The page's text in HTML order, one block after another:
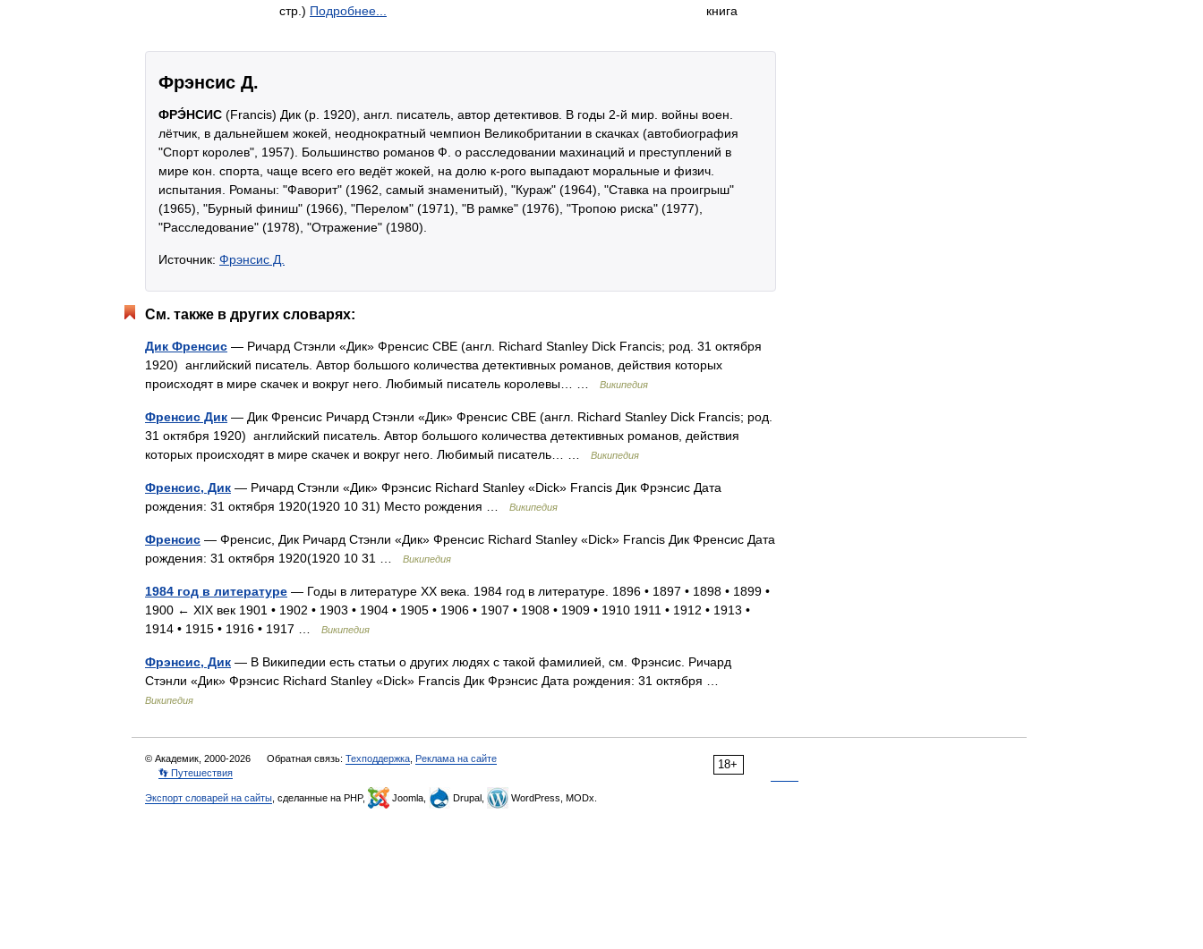
стр.) Подробнее...
книга
Фрэнсис Д.
ФРЭ́НСИС (Francis) Дик (р. 1920), англ. писатель, автор детективов. В годы 2-й мир. войны воен.
лётчик, в дальнейшем жокей, неоднократный чемпион Великобритании в скачках (автобиография
"Спорт королев", 1957). Большинство романов Ф. о расследовании махинаций и преступлений в
мире кон. спорта, чаще всего его ведёт жокей, на долю к-рого выпадают моральные и физич.
испытания. Романы: "Фаворит" (1962, самый знаменитый), "Кураж" (1964), "Ставка на проигрыш"
(1965), "Бурный финиш" (1966), "Перелом" (1971), "В рамке" (1976), "Тропою риска" (1977),
"Расследование" (1978), "Отражение" (1980).
Источник: Фрэнсис Д.
См. также в других словарях:
Дик Френсис — Ричард Стэнли «Дик» Френсис CBE (англ. Richard Stanley Dick Francis; род. 31 октября
1920) английский писатель. Автор большого количества детективных романов, действия которых
происходят в мире скачек и вокруг него. Любимый писатель королевы… …
Википедия
Френсис Дик — Дик Френсис Ричард Стэнли «Дик» Френсис CBE (англ. Richard Stanley Dick Francis; род.
31 октября 1920) английский писатель. Автор большого количества детективных романов, действия
которых происходят в мире скачек и вокруг него. Любимый писатель… …
Википедия
Френсис, Дик — Ричард Стэнли «Дик» Фрэнсис Richard Stanley «Dick» Francis Дик Фрэнсис Дата
рождения: 31 октября 1920(1920 10 31) Место рождения …
Википедия
Френсис — Френсис, Дик Ричард Стэнли «Дик» Френсис Richard Stanley «Dick» Francis Дик Френсис Дата
рождения: 31 октября 1920(1920 10 31 …
Википедия
1984 год в литературе — Годы в литературе XX века. 1984 год в литературе. 1896 • 1897 • 1898 • 1899 •
1900 ← XIX век 1901 • 1902 • 1903 • 1904 • 1905 • 1906 • 1907 • 1908 • 1909 • 1910 1911 • 1912 • 1913 •
1914 • 1915 • 1916 • 1917 …
Википедия
Фрэнсис, Дик — В Википедии есть статьи о других людях с такой фамилией, см. Фрэнсис. Ричард
Стэнли «Дик» Фрэнсис Richard Stanley «Dick» Francis Дик Фрэнсис Дата рождения: 31 октября …
Википедия
18+
© Академик, 2000-2026 Обратная связь: Техподдержка Реклама на сайте
👣 Путешествия
Экспорт словарей на сайты , сделанные на PHP, Joomla, Drupal, WordPress, MODx.